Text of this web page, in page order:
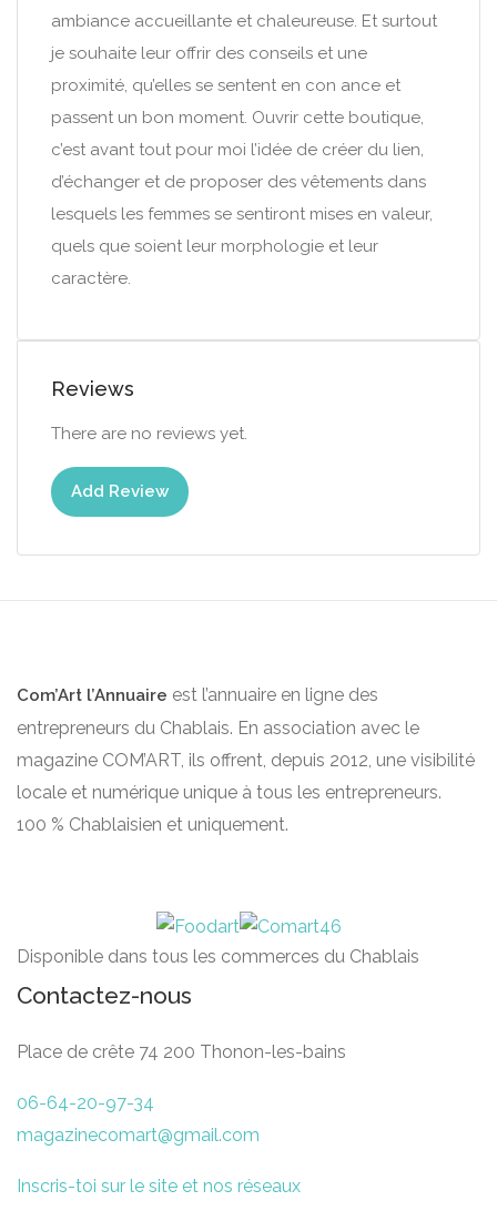
ambiance accueillante et chaleureuse. Et surtout
je souhaite leur offrir des conseils et une
proximité, qu’elles se sentent en con ance et
passent un bon moment. Ouvrir cette boutique,
c’est avant tout pour moi l’idée de créer du lien,
d’échanger et de proposer des vêtements dans
lesquels les femmes se sentiront mises en valeur,
quels que soient leur morphologie et leur
caractère.
Reviews
There are no reviews yet.
Add Review
Com’Art l’Annuaire est l’annuaire en ligne des
entrepreneurs du Chablais. En association avec le
magazine COM’ART, ils offrent, depuis 2012, une visibilité
locale et numérique unique à tous les entrepreneurs.
100 % Chablaisien et uniquement.
Disponible dans tous les commerces du Chablais
Contactez-nous
Place de crête 74 200 Thonon-les-bains
06-64-20-97-34
magazinecomart@gmail.com
Inscris-toi sur le site et nos réseaux